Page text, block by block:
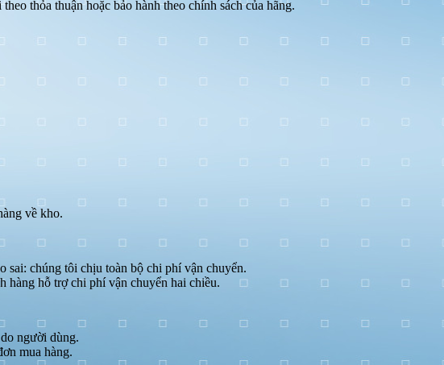
thỏa thuận hoặc bảo hành theo chính sách của hãng.
về kho.
sai: chúng tôi chịu toàn bộ chi phí vận chuyển.
hàng hỗ trợ chi phí vận chuyển hai chiều.
người dùng.
mua hàng.